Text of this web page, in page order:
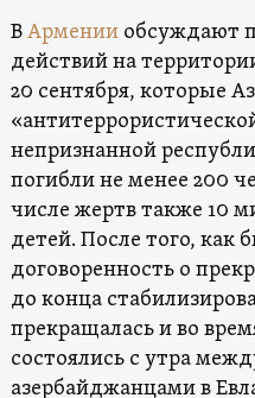
ВАрмении обсуждают
действий на
20 сентября, которые
непризнанной
погибли не менее 200
числе жертв также 10
детей. После того, как
договоренность о
до конца
прекращалась и во
состоялись с утра
азербайджанцами в